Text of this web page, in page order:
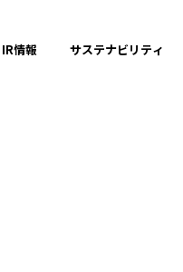
IR情報 サステナビリティ